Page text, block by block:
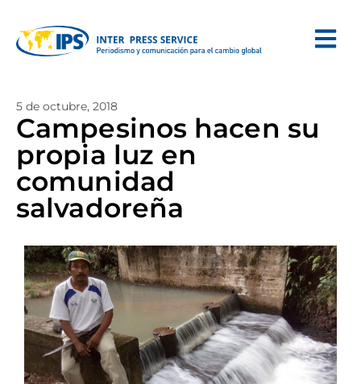
5 de octubre, 2018
Campesinos hacen su
propia luz en
comunidad
salvadoreña